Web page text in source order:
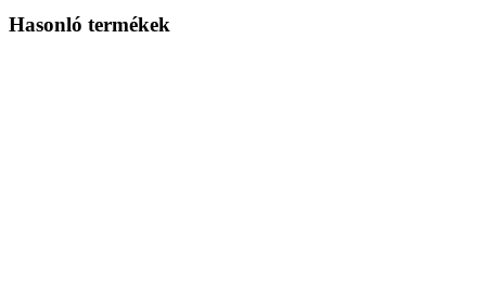
Hasonló termékek